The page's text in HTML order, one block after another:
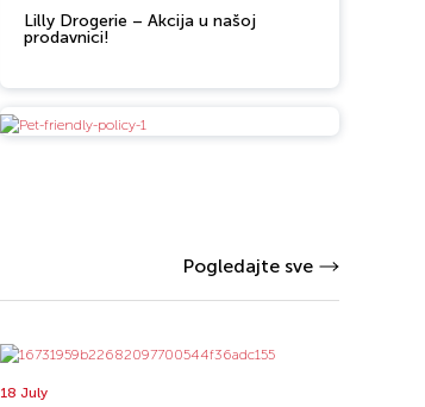
Lilly Drogerie – Akcija u našoj
prodavnici!
Pogledajte sve
18 July